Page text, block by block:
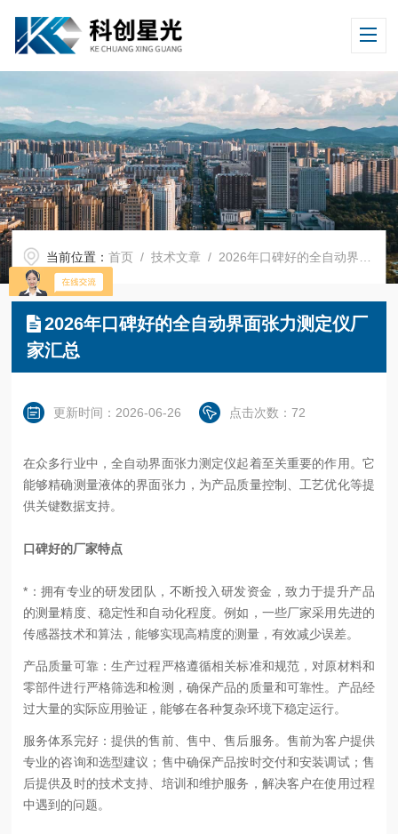
当前位置：首页 /技术文章 / 2026年口碑好的全自动界面张力测定仪厂家汇总
2026年口碑好的全自动界面张力测定仪厂
家汇总
更新时间：2026-06-26 点击次数：72
在众多行业中，全自动界面张力测定仪起着至关重要的作用。它
能够精确测量液体的界面张力，为产品质量控制、工艺优化等提
供关键数据支持。
口碑好的厂家特点
*：拥有专业的研发团队，不断投入研发资金，致力于提升产品
的测量精度、稳定性和自动化程度。例如，一些厂家采用先进的
传感器技术和算法，能够实现高精度的测量，有效减少误差。
产品质量可靠：生产过程严格遵循相关标准和规范，对原材料和
零部件进行严格筛选和检测，确保产品的质量和可靠性。产品经
过大量的实际应用验证，能够在各种复杂环境下稳定运行。
服务体系完好：提供的售前、售中、售后服务。售前为客户提供
专业的咨询和选型建议；售中确保产品按时交付和安装调试；售
后提供及时的技术支持、培训和维护服务，解决客户在使用过程
中遇到的问题。